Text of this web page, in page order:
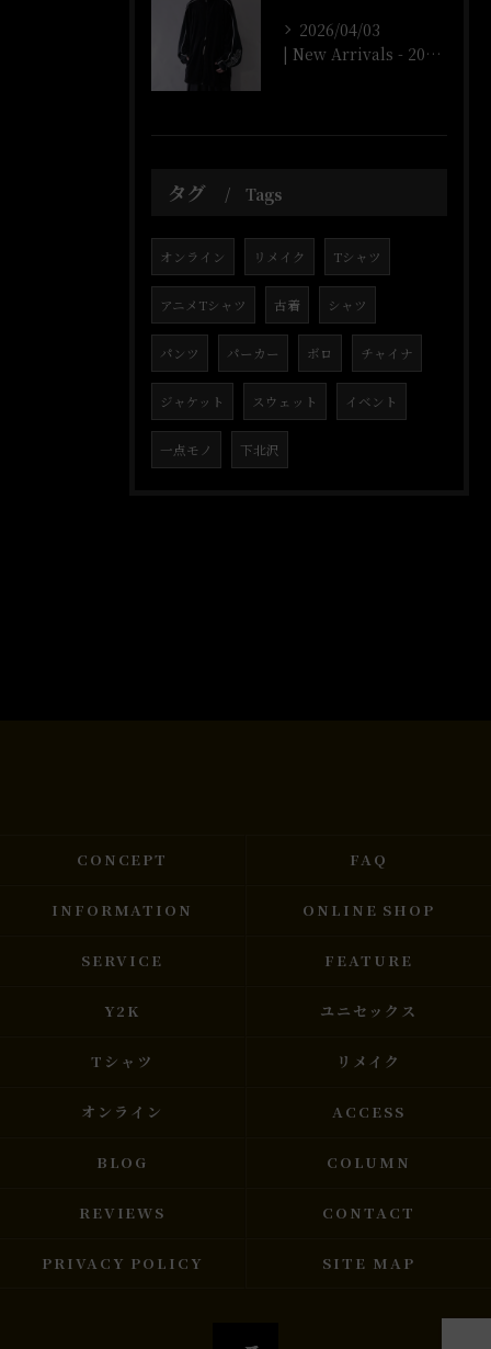
2026/04/03
| New Arrivals - 2026/4/3 |
タグ Tags
オンライン リメイク Tシャツ
アニメTシャツ 古着 シャツ
パンツ パーカー ボロ チャイナ
ジャケット スウェット イベント
一点モノ 下北沢
CONCEPT FAQ
INFORMATION ONLINE SHOP
SERVICE FEATURE
Y2K ユニセックス
Tシャツ リメイク
オンライン ACCESS
BLOG COLUMN
REVIEWS CONTACT
PRIVACY POLICY SITE MAP